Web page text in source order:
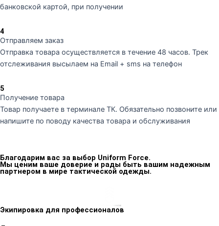
банковской картой, при получении
4
Отправляем заказ
Отправка товара осуществляется в течение 48 часов. Трек
отслеживания высылаем на Email + sms на телефон
5
Получение товара
Товар получаете в терминале ТК. Обязательно позвоните или
напишите по поводу качества товара и обслуживания
Благодарим вас за выбор Uniform Force.
Мы ценим ваше доверие и рады быть вашим надежным
партнером в мире тактической одежды.
Экипировка для профессионалов